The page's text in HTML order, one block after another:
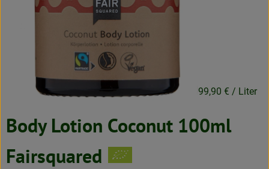
Speisekammer
Getränke
BioDrogerie
Body Lotion Coconut 100ml
Fairsquared
9,99 €/ Stück 99,90 € / Liter